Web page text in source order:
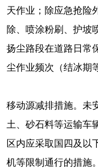
天作业；除应急抢险
除、喷涂粉刷、护坡
扬尘路段在道路日常
尘作业频次（结冰期
移动源减排措施。未
土、砂石料等运输车
区内应采取国四及以
机等限制通行的措施